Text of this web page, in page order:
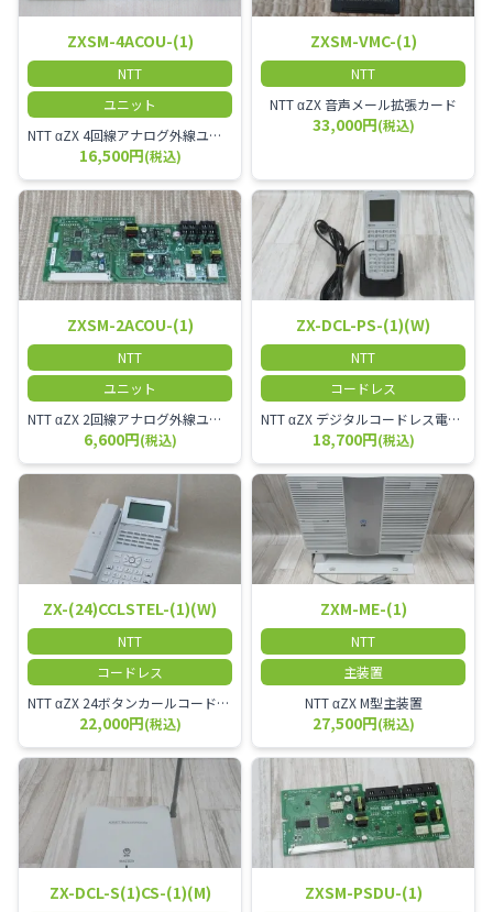
ZXSM-4ACOU-(1)
NTT
ユニット
NTT αZX 4回線アナログ外線ユニット アナログ4ch収容ユニット
16,500円(税込)
ZXSM-VMC-(1)
NTT
NTT αZX 音声メール拡張カード
33,000円(税込)
ZXSM-2ACOU-(1)
NTT
ユニット
NTT αZX 2回線アナログ外線ユニット
6,600円(税込)
ZX-DCL-PS-(1)(W)
NTT
コードレス
NTT αZX デジタルコードレス電話機 対応主装置及びアンテナを使用してご利用いただけます。 特に工場や倉庫等、オフィスから離れたところで作業をされている方に適しています。
18,700円(税込)
ZX-(24)CCLSTEL-(1)(W)
NTT
コードレス
NTT αZX 24ボタンカールコードレス電話機 無線タイプ、電話機と子機が離れるタイプのカールコードレス電話機です。 決裁者様等、オフィス内を頻繁に動かれる方のご使用が多いです。
22,000円(税込)
ZXM-ME-(1)
NTT
主装置
NTT αZX M型主装置
27,500円(税込)
ZX-DCL-S(1)CS-(1)(M) ZXSM-PSDU-(1)